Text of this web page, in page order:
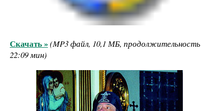
Скачать »(MP3 файл, 10,1 МБ, продолжительность
22:09 мин)